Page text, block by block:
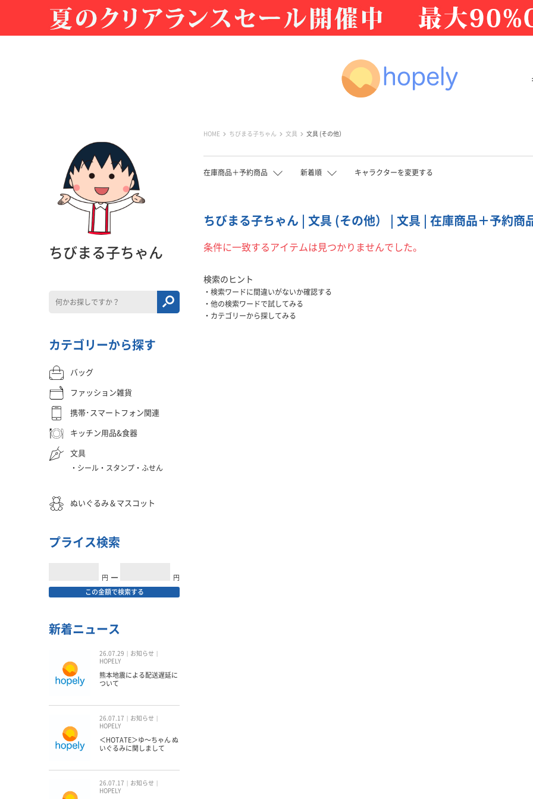
HOME ちびまる子ちゃん 文具 文具 (その他）
在庫商品＋予約商品 新着順 キャラクターを変更する
ちびまる子ちゃん | 文具 (その他） | 文具 | 在庫商品＋予約商
条件に一致するアイテムは見つかりませんでした。
検索のヒント
検索ワードに間違いがないか確認する
他の検索ワードで試してみる
カテゴリーから探してみる
ちびまる子ちゃん
カテゴリーから探す
バッグ
ファッション雑貨
携帯･スマートフォン関連
キッチン用品&食器
文具
シール・スタンプ・ふせん
ぬいぐるみ＆マスコット
プライス検索
円 ━ 円
この金額で検索する
新着ニュース
26.07.29
お知らせ
HOPELY
熊本地震による配送遅延に
ついて
26.07.17
お知らせ
HOPELY
＜HOTATE＞ゆ〜ちゃん ぬ
いぐるみに関しまして
26.07.17
お知らせ
HOPELY